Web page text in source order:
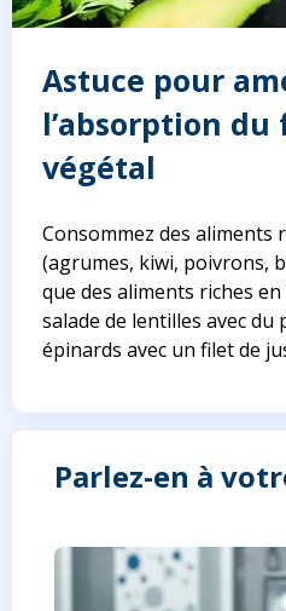
Astuce pour
l’absorption du
végétal
Consommez des aliments
(agrumes, kiwi, poivrons,
que des aliments riches
salade de lentilles avec
épinards avec un filet de
Parlez-en à